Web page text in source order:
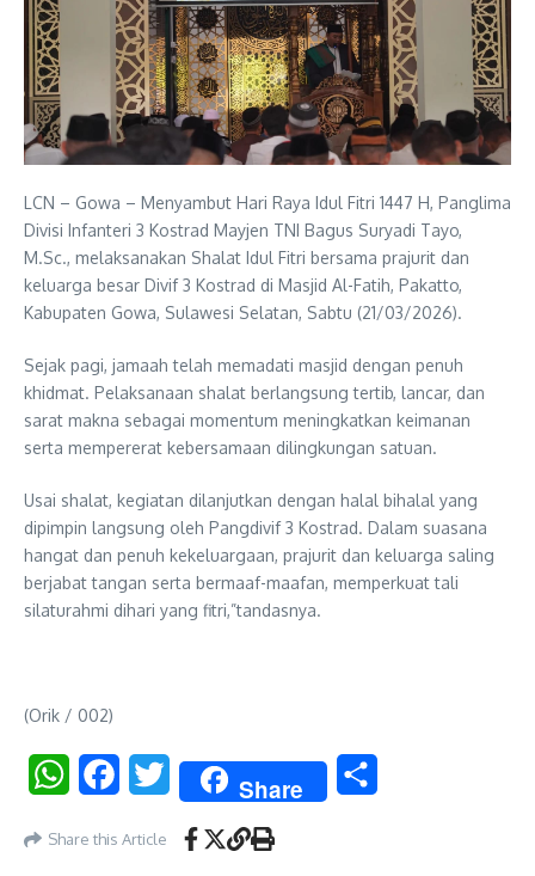
LCN – Gowa – Menyambut Hari Raya Idul Fitri 1447 H, Panglima
Divisi Infanteri 3 Kostrad Mayjen TNI Bagus Suryadi Tayo,
M.Sc., melaksanakan Shalat Idul Fitri bersama prajurit dan
keluarga besar Divif 3 Kostrad di Masjid Al-Fatih, Pakatto,
Kabupaten Gowa, Sulawesi Selatan, Sabtu (21/03/2026).
Sejak pagi, jamaah telah memadati masjid dengan penuh
khidmat. Pelaksanaan shalat berlangsung tertib, lancar, dan
sarat makna sebagai momentum meningkatkan keimanan
serta mempererat kebersamaan dilingkungan satuan.
Usai shalat, kegiatan dilanjutkan dengan halal bihalal yang
dipimpin langsung oleh Pangdivif 3 Kostrad. Dalam suasana
hangat dan penuh kekeluargaan, prajurit dan keluarga saling
berjabat tangan serta bermaaf-maafan, memperkuat tali
silaturahmi dihari yang fitri,”tandasnya.
(Orik / 002)
WhatsAppFacebookTwitter Share
Share this Article